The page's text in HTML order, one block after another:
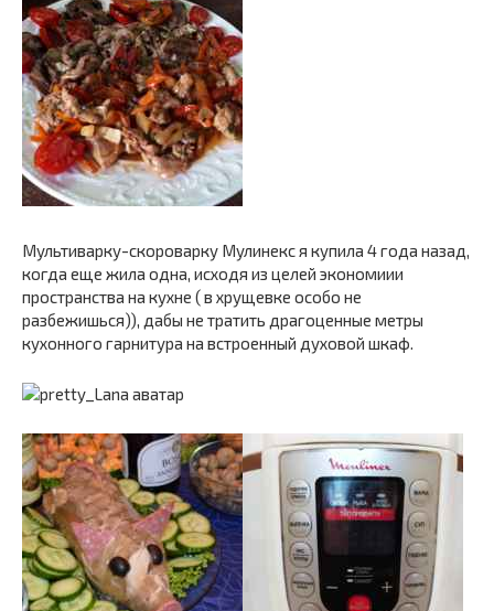
Мультиварку-скороварку Мулинекс я купила 4 года назад,
когда еще жила одна, исходя из целей экономиии
пространства на кухне ( в хрущевке особо не
разбежишься)), дабы не тратить драгоценные метры
кухонного гарнитура на встроенный духовой шкаф.